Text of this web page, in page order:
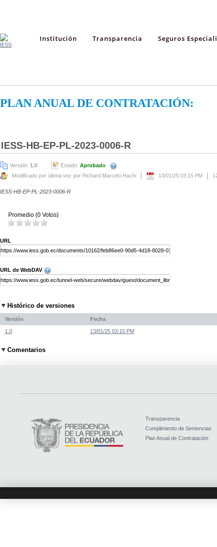
Institución Transparencia Seguros
PLAN ANUAL DE CONTRATACIÓN:
IESS-HB-EP-PL-2023-0006-R
Versión: 1.0 Estado: Aprobado
Modificado por última vez por Richard Marcelo Hachi
13/01/25 03:15 PM
IESS-HB-EP-PL-2023-0006-R
Promedio (0 Votos)
URL
URL de WebDAV
Histórico de versiones
Versión Fecha
1.0 13/01/25 03:15 PM
Comentarios
Transparencia
Cumplimiento de Sentencias
Plan Anual de Contratación